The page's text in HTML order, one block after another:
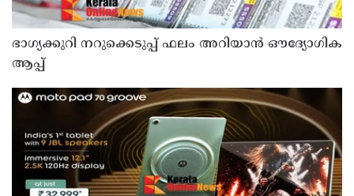
ഭാഗ്യക്കുറി നറുക്കെടുപ്പ് ഫലം അറിയാൻ ഔദ്യോഗിക
ആപ്പ്